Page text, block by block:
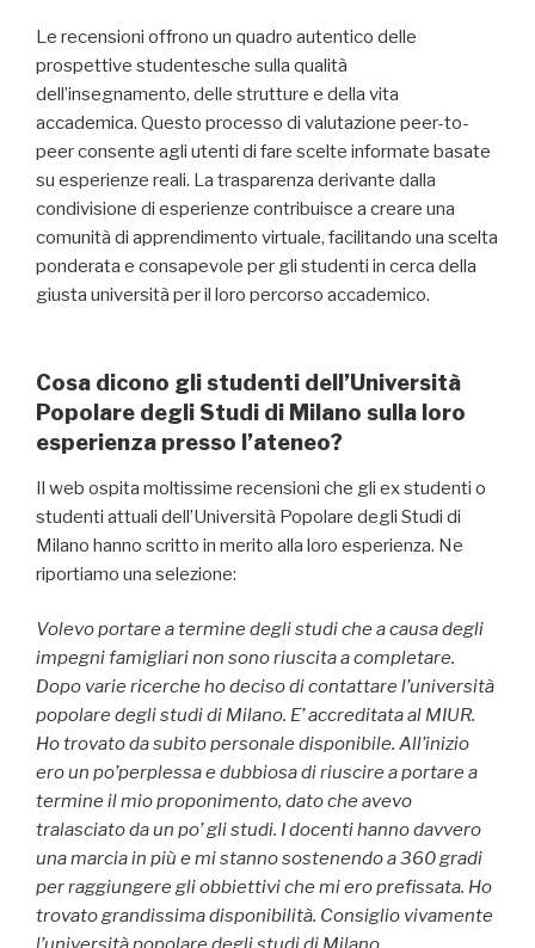
Le recensioni offrono un quadro autentico delle
prospettive studentesche sulla qualità
dell’insegnamento, delle strutture e della vita
accademica. Questo processo di valutazione peer-to-
peer consente agli utenti di fare scelte informate basate
su esperienze reali. La trasparenza derivante dalla
condivisione di esperienze contribuisce a creare una
comunità di apprendimento virtuale, facilitando una scelta
ponderata e consapevole per gli studenti in cerca della
giusta università per il loro percorso accademico.
Cosa dicono gli studenti dell’Università
Popolare degli Studi di Milano sulla loro
esperienza presso l’ateneo?
Il web ospita moltissime recensioni che gli ex studenti o
studenti attuali dell’Università Popolare degli Studi di
Milano hanno scritto in merito alla loro esperienza. Ne
riportiamo una selezione:
Volevo portare a termine degli studi che a causa degli
impegni famigliari non sono riuscita a completare.
Dopo varie ricerche ho deciso di contattare l’università
popolare degli studi di Milano. E’ accreditata al MIUR.
Ho trovato da subito personale disponibile. All’inizio
ero un po’perplessa e dubbiosa di riuscire a portare a
termine il mio proponimento, dato che avevo
tralasciato da un po’ gli studi. I docenti hanno davvero
una marcia in più e mi stanno sostenendo a 360 gradi
per raggiungere gli obbiettivi che mi ero prefissata. Ho
trovato grandissima disponibilità. Consiglio vivamente